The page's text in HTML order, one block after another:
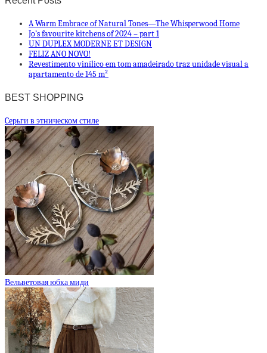
A Warm Embrace of Natural Tones—The Whisperwood Home
Jo’s favourite kitchens of 2024 – part 1
UN DUPLEX MODERNE ET DESIGN
FELIZ ANO NOVO!
Revestimento vinílico em tom amadeirado traz unidade visual a
apartamento de 145 m²
BEST SHOPPING
Cерьги в этническом стиле
Вельветовая юбка миди